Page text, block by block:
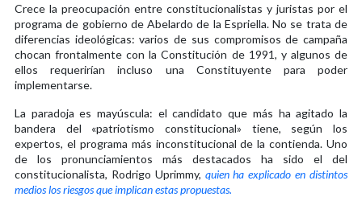
Crece la preocupación entre constitucionalistas y juristas por el
programa de gobierno de Abelardo de la Espriella. No se trata de
diferencias ideológicas: varios de sus compromisos de campaña
chocan frontalmente con la Constitución de 1991, y algunos de
ellos requerirían incluso una Constituyente para poder
implementarse.
La paradoja es mayúscula: el candidato que más ha agitado la
bandera del «patriotismo constitucional» tiene, según los
expertos, el programa más inconstitucional de la contienda. Uno
de los pronunciamientos más destacados ha sido el del
constitucionalista, Rodrigo Uprimmy, quien ha explicado en distintos
medios los riesgos que implican estas propuestas.